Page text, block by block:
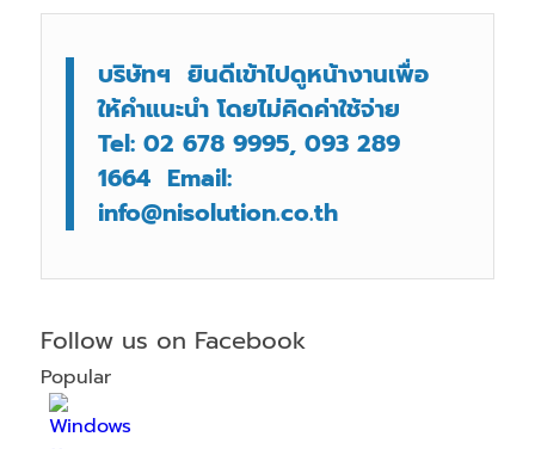
บริษัทฯ ยินดีเข้าไปดูหน้างานเพื่อ
ให้คำแนะนำ โดยไม่คิดค่าใช้จ่าย
Tel: 02 678 9995, 093 289
1664 Email:
info@nisolution.co.th
Follow us on Facebook
Popular